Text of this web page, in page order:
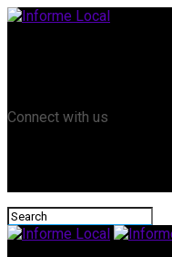
Connect with us